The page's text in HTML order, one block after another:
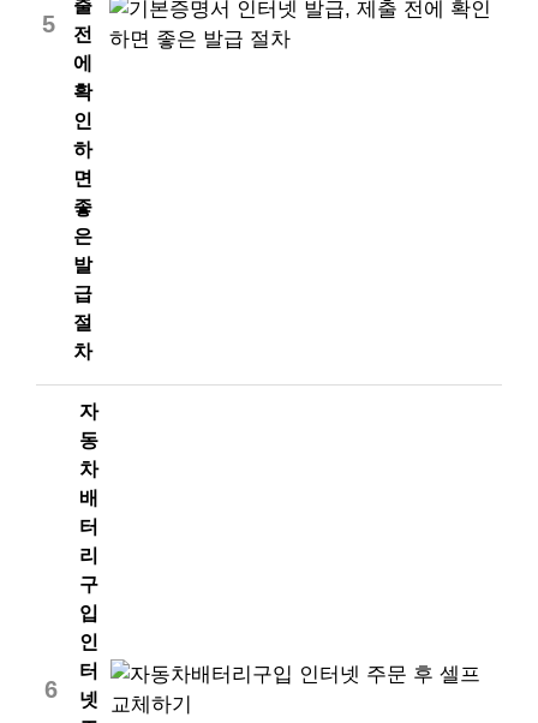
5
출
전
에
확
인
하
면
좋
은
발
급
절
차
6
자
동
차
배
터
리
구
입
인
터
넷